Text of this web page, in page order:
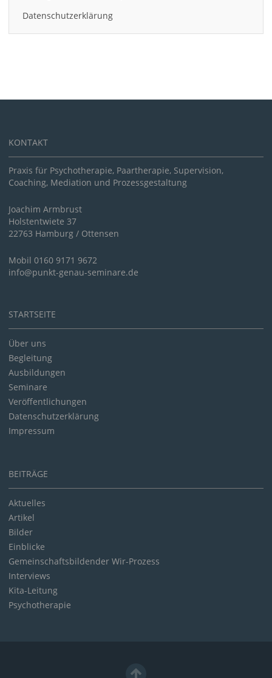
Datenschutzerklärung
KONTAKT
Praxis für Psychotherapie, Paartherapie, Supervision,
Coaching, Mediation und Prozessgestaltung
Joachim Armbrust
Holstentwiete 37
22763 Hamburg / Ottensen
Mobil 0160 9171 9672
info@punkt-genau-seminare.de
STARTSEITE
Über uns
Begleitung
Ausbildungen
Seminare
Veröffentlichungen
Datenschutzerklärung
Impressum
BEITRÄGE
Aktuelles
Artikel
Bilder
Einblicke
Gemeinschaftsbildender Wir-Prozess
Interviews
Kita-Leitung
Psychotherapie